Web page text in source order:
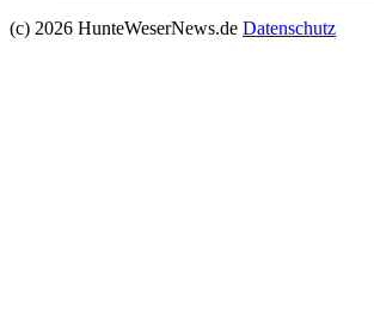
(c) 2026 HunteWeserNews.de Datenschutz